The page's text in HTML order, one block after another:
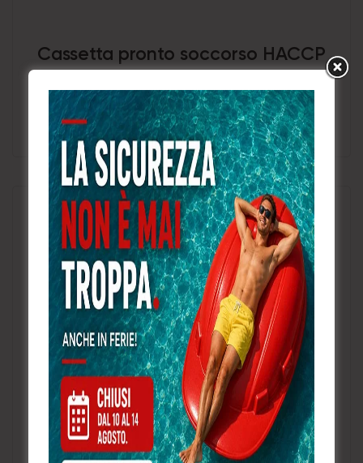
Cassetta pronto soccorso HACCP
Aggiungi a Preventivo